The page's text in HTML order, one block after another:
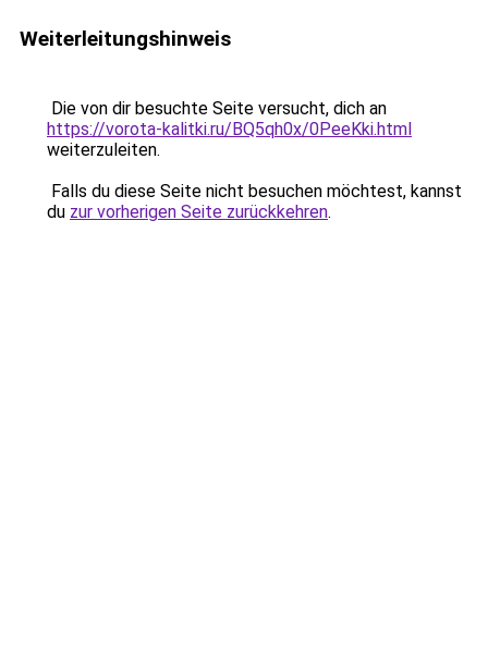
Weiterleitungshinweis
Die von dir besuchte Seite versucht, dich an
https://vorota-kalitki.ru/BQ5qh0x/0PeeKki.html
weiterzuleiten.
Falls du diese Seite nicht besuchen möchtest, kannst
du zur vorherigen Seite zurückkehren.